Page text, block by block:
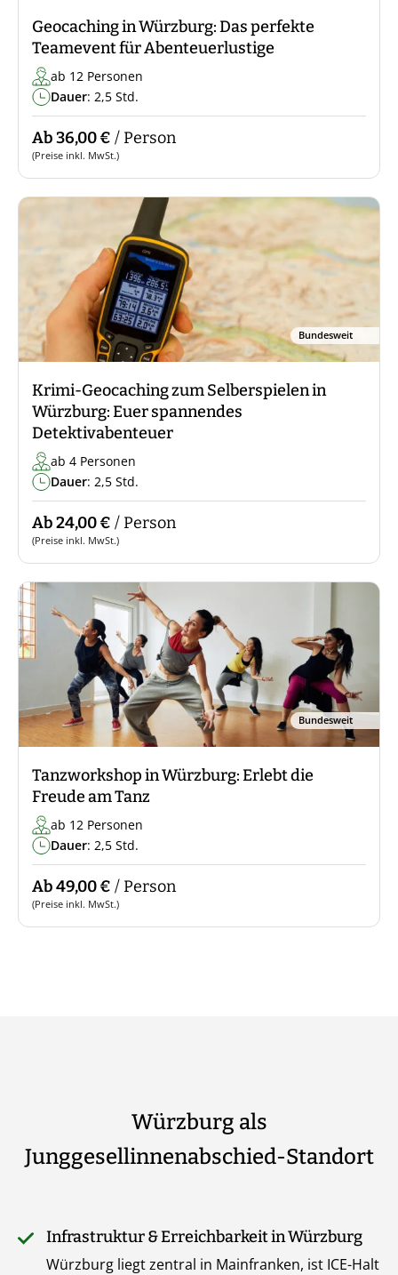
Geocaching in Würzburg: Das perfekte
Teamevent für Abenteuerlustige
ab 12 Personen
Dauer: 2,5 Std.
Ab 36,00 € / Person
(Preise inkl. MwSt.)
Bundesweit
Krimi-Geocaching zum Selberspielen in
Würzburg: Euer spannendes
Detektivabenteuer
ab 4 Personen
Dauer: 2,5 Std.
Ab 24,00 € / Person
(Preise inkl. MwSt.)
Bundesweit
Tanzworkshop in Würzburg: Erlebt die
Freude am Tanz
ab 12 Personen
Dauer: 2,5 Std.
Ab 49,00 € / Person
(Preise inkl. MwSt.)
Würzburg als
Junggesellinnenabschied-Standort
Infrastruktur & Erreichbarkeit in Würzburg
Würzburg liegt zentral in Mainfranken, ist ICE-Halt